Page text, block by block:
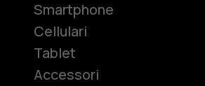
Smartphone
Cellulari
Tablet
Accessori